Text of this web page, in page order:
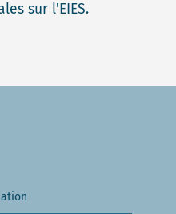
sur l'EIES.